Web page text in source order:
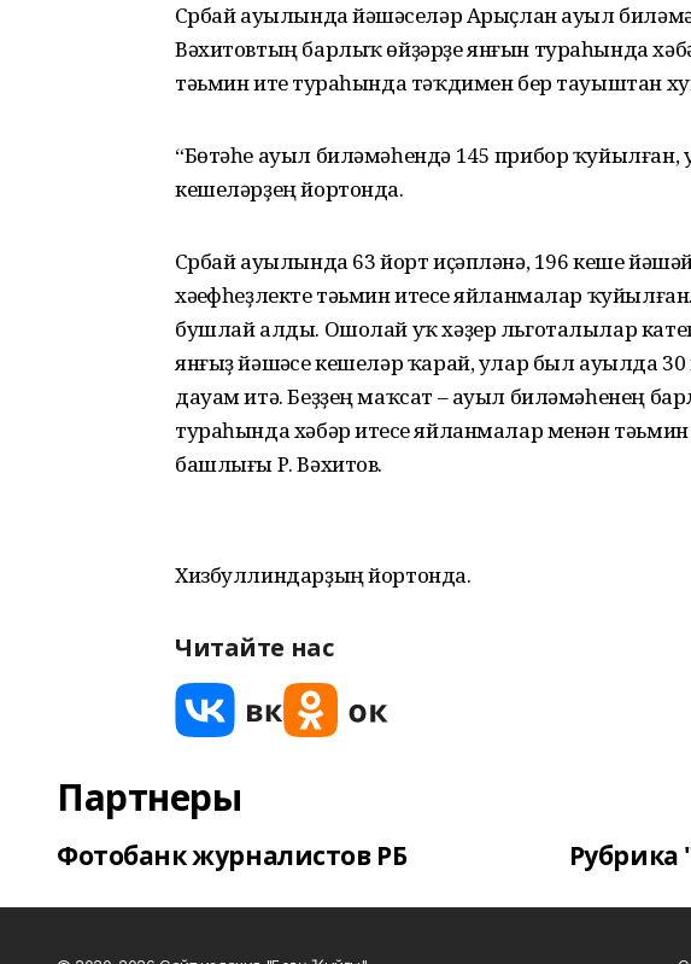
Сүрбай ауылында йәшәүселәр Арыҫлан ауыл
Вәхитовтың барлыҡ өйҙәрҙе янғын тураһында
тәьмин итеү тураһында тәҡдимен бер тауыштан
“Бөтәһе ауыл биләмәһендә 145 прибор ҡуйылған,
кешеләрҙең йортонда.
Сүрбай ауылында 63 йорт иҫәпләнә, 196 кеше
хәүефһеҙлекте тәьмин итеүсе яйланмалар
бушлай алды. Ошолай уҡ хәҙер льготалылар
янғыҙ йәшәүсе кешеләр ҡарай, улар был ауылда
дауам итә. Беҙҙең маҡсат – ауыл биләмәһенең
тураһында хәбәр итеүсе яйланмалар менән тәьмин
башлығы Р. Вәхитов.
Хизбуллиндарҙың йортонда.
Читайте нас
Партнеры
Фотобанк журналистов РБ Рубрика